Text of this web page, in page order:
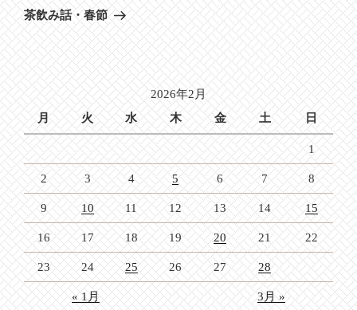
ゲ
ー
シ
ョ
ン
の
投
稿
茶飲み話・春節
2026年2月
月
火 水 木 金 土 日
1
2 3 4 5 6 7 8
9 10 11 12 13 14 15
16 17 18 19 20 21 22
23 24 25 26 27 28
« 1月 3月 »